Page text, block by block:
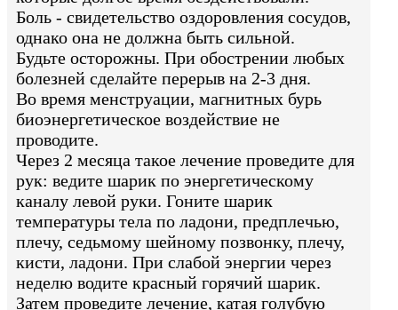
Боль - свидетельство оздоровления сосудов,
однако она не должна быть сильной.
Будьте осторожны. При обострении любых
болезней сделайте перерыв на 2-3 дня.
Во время менструации, магнитных бурь
биоэнергетическое воздействие не
проводите.
Через 2 месяца такое лечение проведите для
рук: ведите шарик по энергетическому
каналу левой руки. Гоните шарик
температуры тела по ладони, предплечью,
плечу, седьмому шейному позвонку, плечу,
кисти, ладони. При слабой энергии через
неделю водите красный горячий шарик.
Затем проведите лечение, катая голубую